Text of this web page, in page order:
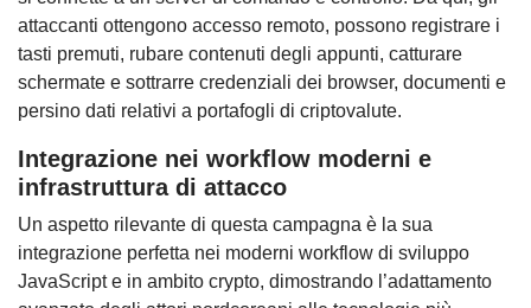
attaccanti ottengono accesso remoto, possono registrare i
tasti premuti, rubare contenuti degli appunti, catturare
schermate e sottrarre credenziali dei browser, documenti e
persino dati relativi a portafogli di criptovalute.
Integrazione nei workflow moderni e
infrastruttura di attacco
Un aspetto rilevante di questa campagna è la sua
integrazione perfetta nei moderni workflow di sviluppo
JavaScript e in ambito crypto, dimostrando l’adattamento